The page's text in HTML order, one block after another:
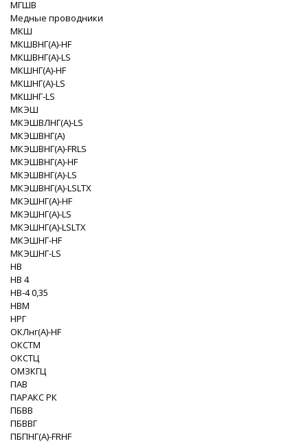
МГШВ
Медные проводники
МКШ
МКШВНГ(A)-HF
МКШВНГ(A)-LS
МКШНГ(A)-HF
МКШНГ(A)-LS
МКШНГ-LS
МКЭШ
МКЭШВЛНГ(A)-LS
МКЭШВНГ(A)
МКЭШВНГ(A)-FRLS
МКЭШВНГ(A)-HF
МКЭШВНГ(A)-LS
МКЭШВНГ(A)-LSLTX
МКЭШНГ(A)-HF
МКЭШНГ(A)-LS
МКЭШНГ(A)-LSLTX
МКЭШНГ-HF
МКЭШНГ-LS
НВ
НВ 4
НВ-4 0,35
НВМ
НРГ
ОКЛнг(А)-HF
ОКСТМ
ОКСТЦ
ОМЗКГЦ
ПАВ
ПАРАКС РК
ПБВВ
ПБВВГ
ПБПНГ(A)-FRHF